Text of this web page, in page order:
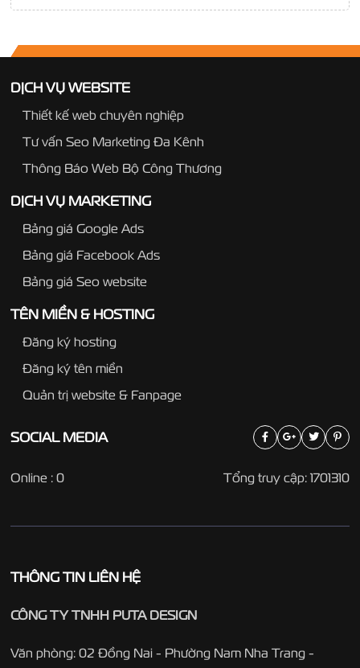
DỊCH VỤ WEBSITE
Thiết kế web chuyên nghiệp
Tư vấn Seo Marketing Đa Kênh
Thông Báo Web Bộ Công Thương
DỊCH VỤ MARKETING
Bảng giá Google Ads
Bảng giá Facebook Ads
Bảng giá Seo website
TÊN MIỀN & HOSTING
Đăng ký hosting
Đăng ký tên miền
Quản trị website & Fanpage
SOCIALMEDIA
Tổng truy cập: 1701310
Online : 0
THÔNG TIN LIÊN HỆ
CÔNG TY TNHH PUTA DESIGN
Văn phòng: 02 Đồng Nai - Phường Nam Nha Trang -